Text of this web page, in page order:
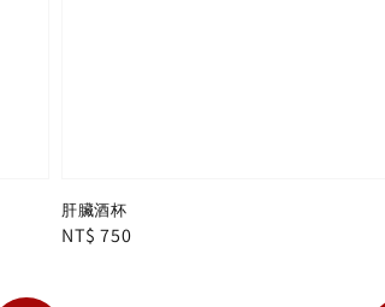
肝臟酒杯
Regular
NT$ 750